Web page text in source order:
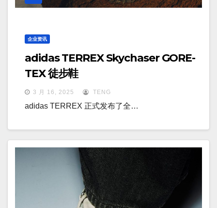
企业资讯
adidas TERREX Skychaser GORE-
TEX 徒步鞋
3 月 16, 2025 TENG
adidas TERREX 正式发布了全…